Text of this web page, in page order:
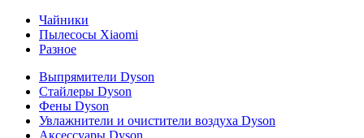
Чайники
Пылесосы Xiaomi
Разное
Выпрямители Dyson
Стайлеры Dyson
Фены Dyson
Увлажнители и очистители воздуха Dyson
Аксессуары Dyson